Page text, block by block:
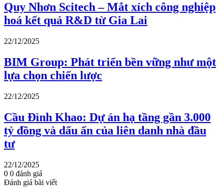
Quy Nhơn Scitech – Mắt xích công nghiệp
hoá kết quả R&D từ Gia Lai
22/12/2025
BIM Group: Phát triển bền vững như một
lựa chọn chiến lược
22/12/2025
Cầu Đình Khao: Dự án hạ tầng gần 3.000
tỷ đồng và dấu ấn của liên danh nhà đầu
tư
22/12/2025
0 0 đánh giá
Đánh giá bài viết